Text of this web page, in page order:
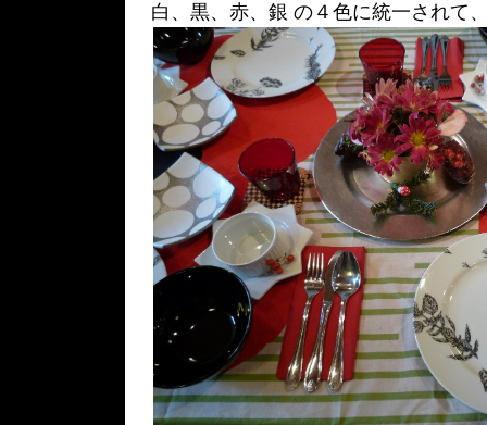
白、黒、赤、銀 の４色に統一されて